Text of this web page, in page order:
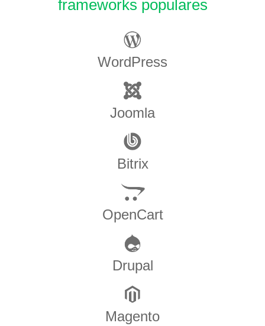
frameworks populares
WordPress
Joomla
Bitrix
OpenCart
Drupal
Magento